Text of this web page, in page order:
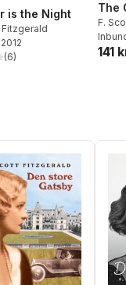
is the Night
Fitzgerald
2012
stjärnor. Totalt antal röster:
(6)
The
F.
141